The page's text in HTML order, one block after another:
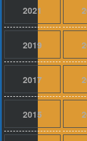
2021
2019
2017
2015